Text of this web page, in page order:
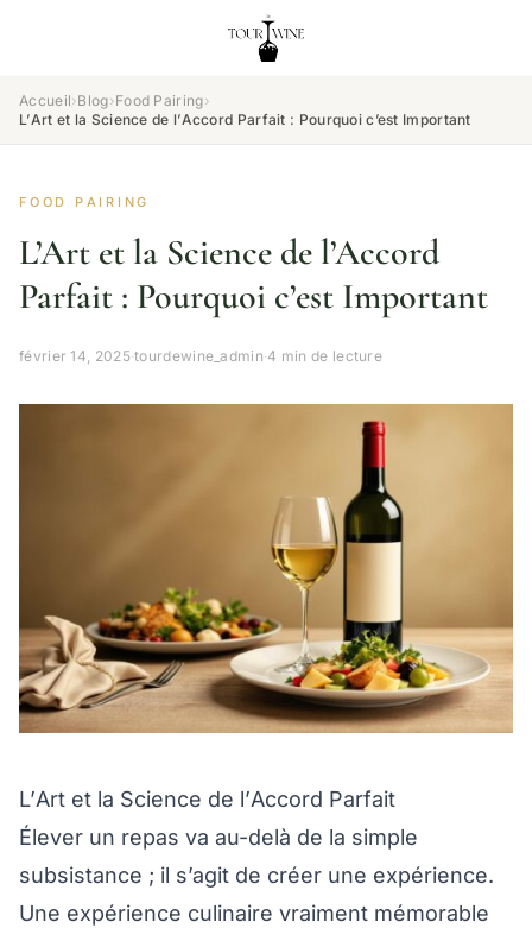
Accueil›Blog›Food Pairing›
L’Art et la Science de l’Accord Parfait : Pourquoi c’est Important
FOOD PAIRING
L’Art et la Science de l’Accord
Parfait : Pourquoi c’est Important
février 14, 2025·tourdewine_admin·4 min de lecture
L’Art et la Science de l’Accord Parfait
Élever un repas va au-delà de la simple
subsistance ; il s’agit de créer une expérience.
Une expérience culinaire vraiment mémorable